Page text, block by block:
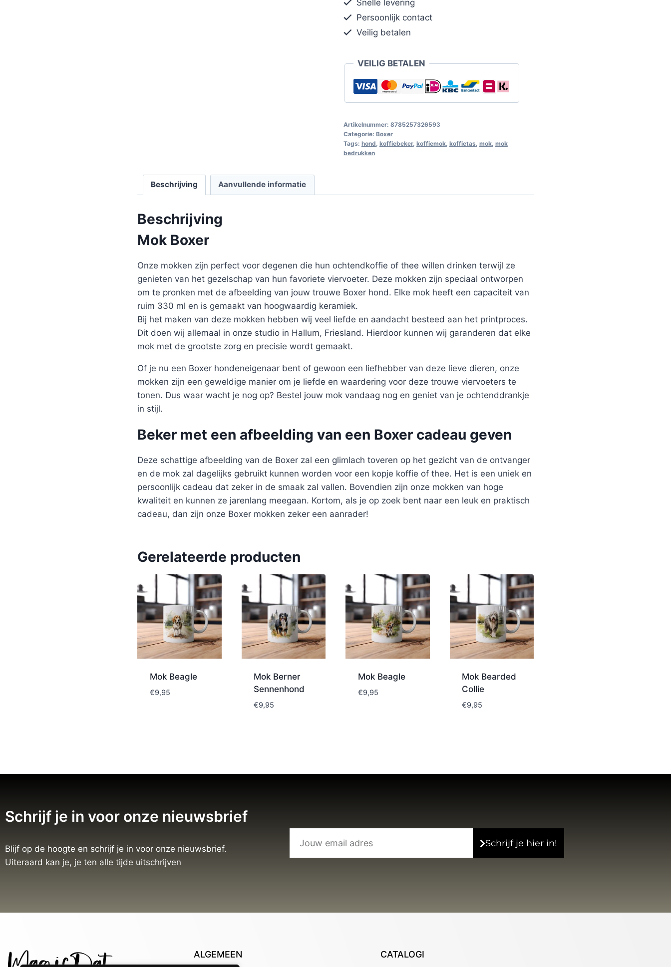
Snelle levering
Persoonlijk contact
Veilig betalen
VEILIG BETALEN
Artikelnummer: 8785257326593
Categorie: Boxer
Tags: hond koffiebeker, koffiemok, koffietas mok, mok
bedrukken
Beschrijving Aanvullende informatie
Beschrijving
Mok Boxer
Onze mokken zijn perfect voor degenen die hun ochtendkoffie of thee willen drinken terwijl ze
genieten van het gezelschap van hun favoriete viervoeter. Deze mokken zijn speciaal ontworpen
om te pronken met de afbeelding van jouw trouwe Boxer hond. Elke mok heeft een capaciteit van
ruim 330 ml en is gemaakt van hoogwaardig keramiek.
Bij het maken van deze mokken hebben wij veel liefde en aandacht besteed aan het printproces.
Dit doen wij allemaal in onze studio in Hallum, Friesland. Hierdoor kunnen wij garanderen dat elke
mok met de grootste zorg en precisie wordt gemaakt.
Of je nu een Boxer hondeneigenaar bent of gewoon een liefhebber van deze lieve dieren, onze
mokken zijn een geweldige manier om je liefde en waardering voor deze trouwe viervoeters te
tonen. Dus waar wacht je nog op? Bestel jouw mok vandaag nog en geniet van je ochtenddrankje
in stijl.
Beker met een afbeelding van een Boxer cadeau geven
Deze schattige afbeelding van de Boxer zal een glimlach toveren op het gezicht van de ontvanger
en de mok zal dagelijks gebruikt kunnen worden voor een kopje koffie of thee. Het is een uniek en
persoonlijk cadeau dat zeker in de smaak zal vallen. Bovendien zijn onze mokken van hoge
kwaliteit en kunnen ze jarenlang meegaan. Kortom, als je op zoek bent naar een leuk en praktisch
cadeau, dan zijn onze Boxer mokken zeker een aanrader!
Gerelateerde producten
Mok Beagle
€9,95
Mok Berner
Sennenhond
€9,95
Mok Beagle
€9,95
Mok Bearded
Collie
€9,95
Schrijf je in voor onze nieuwsbrief
Blijf op de hoogte en schrijf je in voor onze nieuwsbrief.
Uiteraard kan je, je ten alle tijde uitschrijven
Schrijf je hier in!
ALGEMEEN CATALOGI